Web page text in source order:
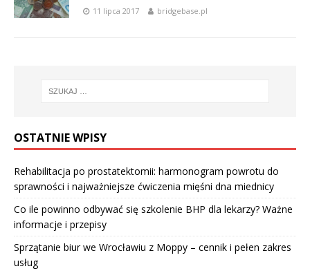
11 lipca 2017 bridgebase.pl
OSTATNIE WPISY
Rehabilitacja po prostatektomii: harmonogram powrotu do
sprawności i najważniejsze ćwiczenia mięśni dna miednicy
Co ile powinno odbywać się szkolenie BHP dla lekarzy? Ważne
informacje i przepisy
Sprzątanie biur we Wrocławiu z Moppy – cennik i pełen zakres
usług